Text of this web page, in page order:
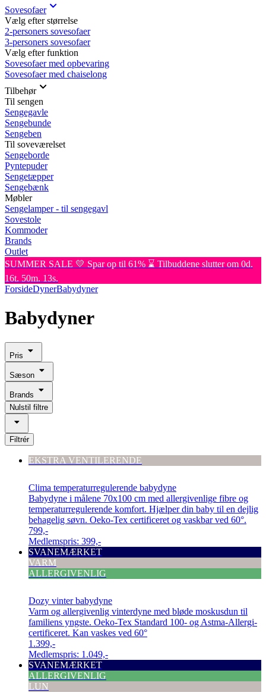
Sovesofaer
Vælg efter størrelse
2-personers sovesofaer
3-personers sovesofaer
Vælg efter funktion
Sovesofaer med opbevaring
Sovesofaer med chaiselong
Tilbehør
Til sengen
Sengegavle
Sengebunde
Sengeben
Til soveværelset
Sengeborde
Pyntepuder
Sengetæpper
Sengebænk
Møbler
Sengelamper - til sengegavl
Sovestole
Kommoder
Brands
Outlet
SUMMER SALE 💛 Spar op til 61% ⌛ Tilbuddene slutter om 0d.
16t. 50m. 13s.
ForsideDynerBabydyner
Babydyner
Pris
Sæson
Brands
Nulstil filtre
Filtrér
EKSTRA VENTILERENDE
Clima temperaturregulerende babydyne
Babydyne i målene 70x100 cm med allergivenlige fibre og
temperaturregulerende komfort. Hjælper din baby til en dejlig
behagelig søvn. Oeko-Tex certificeret og vaskbar ved 60°.
799,-
Medlemspris: 399,-
SVANEMÆRKET
VARM
ALLERGIVENLIG
Dozy vinter babydyne
Varm og allergivenlig vinterdyne med bløde moskusdun til
familiens yngste. Oeko-Tex Standard 100- og Astma-Allergi-
certificeret. Kan vaskes ved 60°
1.399,-
Medlemspris: 1.049,-
SVANEMÆRKET
ALLERGIVENLIG
LUN